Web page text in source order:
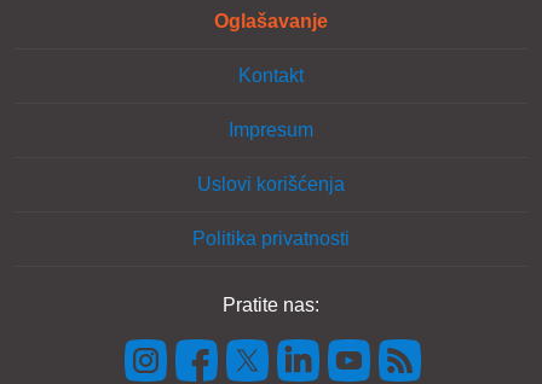
Oglašavanje
Kontakt
Impresum
Uslovi korišćenja
Politika privatnosti
Pratite nas: